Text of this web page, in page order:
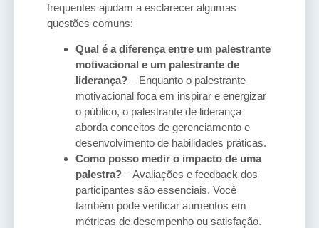
frequentes ajudam a esclarecer algumas
questões comuns:
Qual é a diferença entre um palestrante
motivacional e um palestrante de
liderança? – Enquanto o palestrante
motivacional foca em inspirar e energizar
o público, o palestrante de liderança
aborda conceitos de gerenciamento e
desenvolvimento de habilidades práticas.
Como posso medir o impacto de uma
palestra? – Avaliações e feedback dos
participantes são essenciais. Você
também pode verificar aumentos em
métricas de desempenho ou satisfação.